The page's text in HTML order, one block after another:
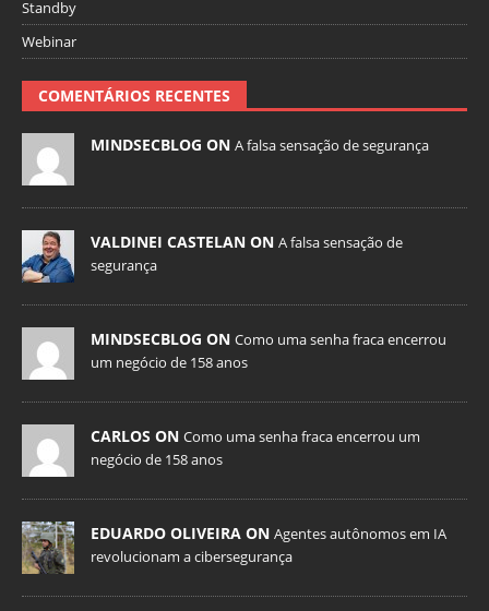
Standby
Webinar
COMENTÁRIOS RECENTES
MINDSECBLOG ON A falsa sensação de segurança
VALDINEI CASTELAN ON A falsa sensação de
segurança
MINDSECBLOG ON Como uma senha fraca encerrou
um negócio de 158 anos
CARLOS ON Como uma senha fraca encerrou um
negócio de 158 anos
EDUARDO OLIVEIRA ON Agentes autônomos em IA
revolucionam a cibersegurança